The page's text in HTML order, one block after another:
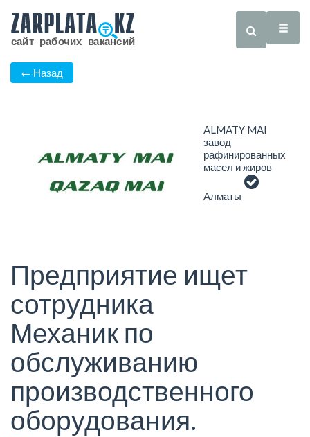
← Назад
ALMATY MAI
завод
рафинированных
масел и жиров
Алматы
Предприятие ищет
сотрудника
Механик по
обслуживанию
производственного
оборудования.